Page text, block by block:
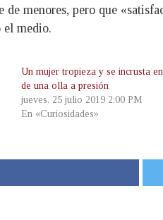
de menores, pero que
el medio.
Un mujer tropieza y se incrusta
de una olla a presión
jueves, 25 julio 2019 2:00 PM
En «Curiosidades»